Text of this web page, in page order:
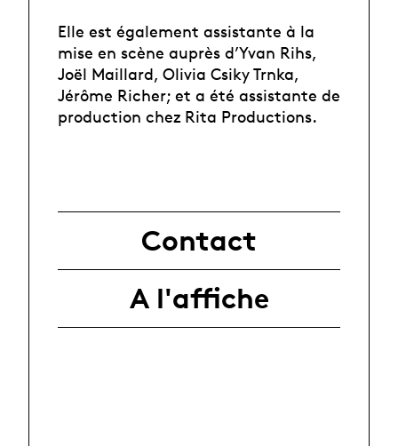
Elle est également assistante à la
mise en scène auprès d’Yvan Rihs,
Joël Maillard, Olivia Csiky Trnka,
Jérôme Richer; et a été assistante de
production chez Rita Productions.
Contact
A l'affiche